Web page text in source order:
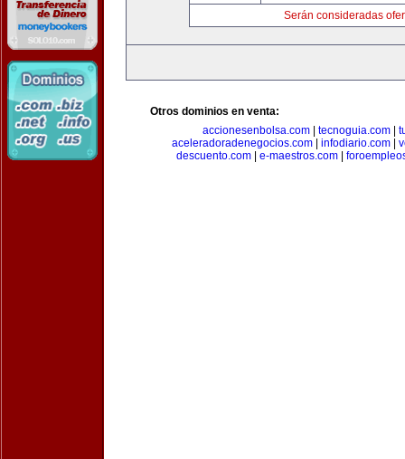
Serán consideradas
Otros dominios en venta:
accionesenbolsa.com
tecnoguia.com
aceleradoradenegocios.com| infodiario.com|
descuento.com
e-maestros.com